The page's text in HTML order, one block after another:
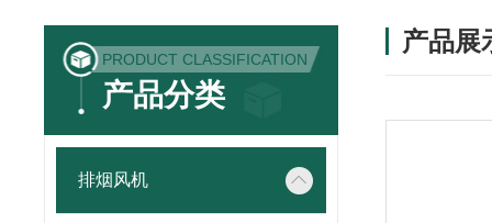
PRODUCT CLASSIFICATION
产品分类
排烟风机
产品展